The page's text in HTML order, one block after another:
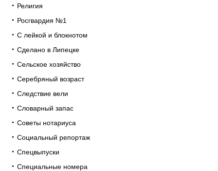
Религия
Росгвардия №1
С лейкой и блокнотом
Сделано в Липецке
Сельское хозяйство
Серебряный возраст
Следствие вели
Словарный запас
Советы нотариуса
Социальный репортаж
Спецвыпуски
Специальные номера